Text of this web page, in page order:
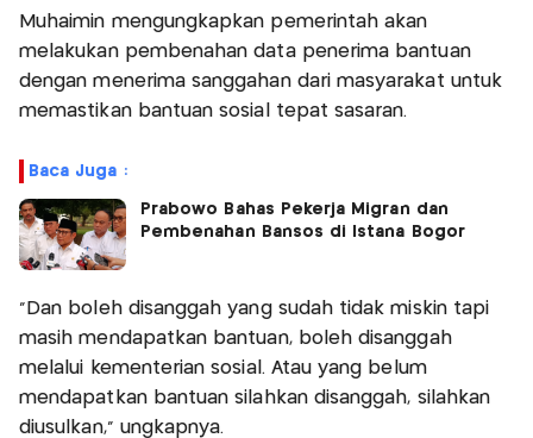
Muhaimin mengungkapkan pemerintah akan
melakukan pembenahan data penerima bantuan
dengan menerima sanggahan dari masyarakat untuk
memastikan bantuan sosial tepat sasaran.
Baca Juga :
Prabowo Bahas Pekerja Migran dan
Pembenahan Bansos di Istana Bogor
"Dan boleh disanggah yang sudah tidak miskin tapi
masih mendapatkan bantuan, boleh disanggah
melalui kementerian sosial. Atau yang belum
mendapatkan bantuan silahkan disanggah, silahkan
diusulkan," ungkapnya.